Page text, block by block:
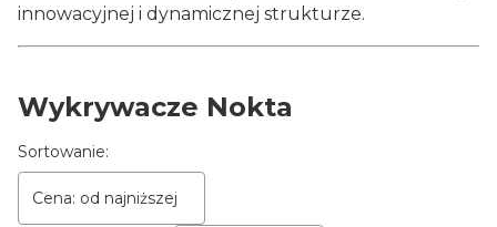
innowacyjnej i dynamicznej strukturze.
Wykrywacze Nokta
Lista produktów
Sortowanie:
Cena: od najniższej